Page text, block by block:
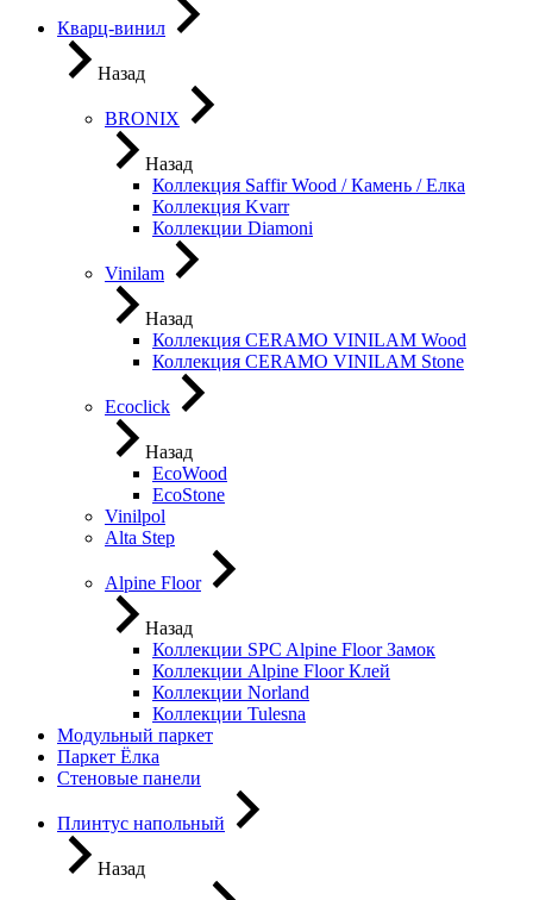
Кварц-винил
Назад
BRONIX
Назад
Коллекция Saffir Wood / Камень / Елка
Коллекция Kvarr
Коллекции Diamoni
Vinilam
Назад
Коллекция CERAMO VINILAM Wood
Коллекция CERAMO VINILAM Stone
Ecoclick
Назад
EcoWood
EcoStone
Vinilpol
Alta Step
Alpine Floor
Назад
Коллекции SPC Alpine Floor Замок
Коллекции Alpine Floor Клей
Коллекции Norland
Коллекции Tulesna
Модульный паркет
Паркет Ёлка
Стеновые панели
Плинтус напольный
Назад